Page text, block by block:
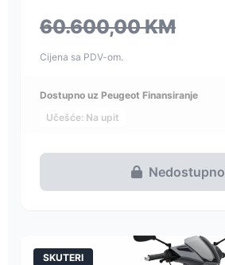
60.600,00 KM
Cijena sa PDV-om.
Dostupno uz Peugeot Finansiranje
Učešće: Na upit
Nedostupno
SKUTERI